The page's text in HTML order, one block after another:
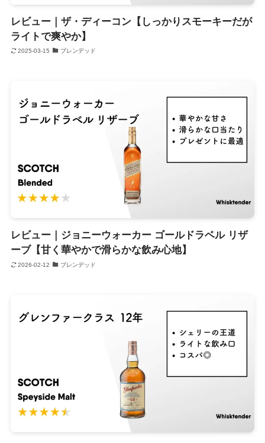
レビュー｜ザ・ディーコン【しっかりスモーキーだが
ライトで爽やか】
2025-03-15 ブレンデッド
レビュー｜ジョニーウォーカー ゴールドラベル リザ
ーブ【甘く華やかで滑らかな飲み心地】
2026-02-12 ブレンデッド